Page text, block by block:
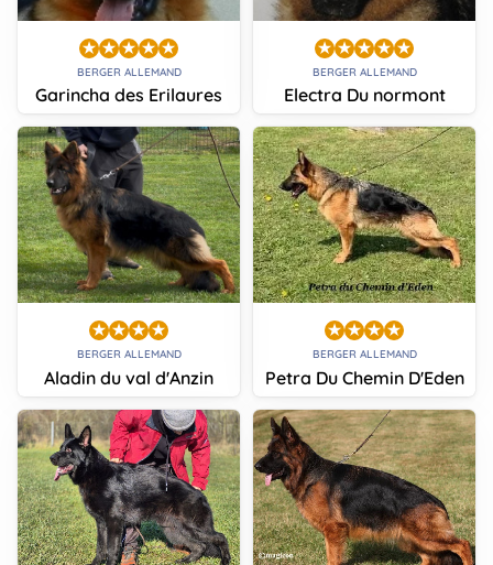
BERGER ALLEMAND
Garincha des Erilaures
BERGER ALLEMAND
Electra Du normont
BERGER ALLEMAND
Aladin du val d'Anzin
BERGER ALLEMAND
Petra Du Chemin D'Eden